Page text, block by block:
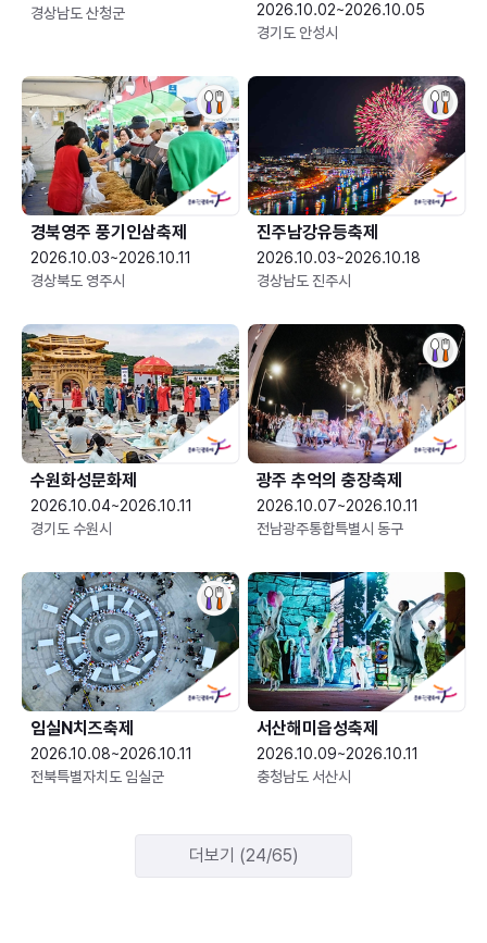
경상남도 산청군
2026.10.02~2026.10.05
경기도 안성시
경북영주 풍기인삼축제
2026.10.03~2026.10.11
경상북도 영주시
진주남강유등축제
2026.10.03~2026.10.18
경상남도 진주시
수원화성문화제
2026.10.04~2026.10.11
경기도 수원시
광주 추억의 충장축제
2026.10.07~2026.10.11
전남광주통합특별시 동구
임실N치즈축제
2026.10.08~2026.10.11
전북특별자치도 임실군
서산해미읍성축제
2026.10.09~2026.10.11
충청남도 서산시
더보기 (24/65)